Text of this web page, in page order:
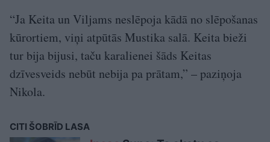
“Ja Keita un Viljams neslēpoja kādā no slēpošanas
kūrortiem, viņi atpūtās Mustika salā. Keita bieži
tur bija bijusi, taču karalienei šāds Keitas
dzīvesveids nebūt nebija pa prātam,” – paziņoja
Nikola.
CITI ŠOBRĪD LASA